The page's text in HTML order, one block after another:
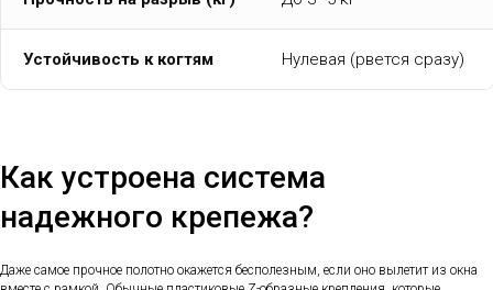
Устойчивость к когтям Нулевая (рвется сразу)
Как устроена система
надежного крепежа?
Даже самое прочное полотно окажется бесполезным, если оно вылетит из окна